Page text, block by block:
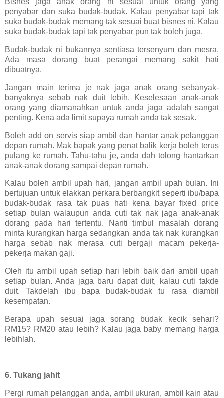
Bisnes jaga anak orang ni sesuai untuk orang yang
penyabar dan suka budak-budak. Kalau penyabar tapi tak
suka budak-budak memang tak sesuai buat bisnes ni. Kalau
suka budak-budak tapi tak penyabar pun tak boleh juga.
Budak-budak ni bukannya sentiasa tersenyum dan mesra.
Ada masa dorang buat perangai memang sakit hati
dibuatnya.
Jangan main terima je nak jaga anak orang sebanyak-
banyaknya sebab nak duit lebih. Keselesaan anak-anak
orang yang diamanahkan untuk anda jaga adalah sangat
penting. Kena ada limit supaya rumah anda tak sesak.
Boleh add on servis siap ambil dan hantar anak pelanggan
depan rumah. Mak bapak yang penat balik kerja boleh terus
pulang ke rumah. Tahu-tahu je, anda dah tolong hantarkan
anak-anak dorang sampai depan rumah.
Kalau boleh ambil upah hari, jangan ambil upah bulan. Ini
bertujuan untuk elakkan perkara berbangkit seperti ibu/bapa
budak-budak rasa tak puas hati kena bayar fixed price
setiap bulan walaupun anda cuti tak nak jaga anak-anak
dorang pada hari tertentu. Nanti timbul masalah dorang
minta kurangkan harga sedangkan anda tak nak kurangkan
harga sebab nak merasa cuti bergaji macam pekerja-
pekerja makan gaji.
Oleh itu ambil upah setiap hari lebih baik dari ambil upah
setiap bulan. Anda jaga baru dapat duit, kalau cuti takde
duit. Takdelah ibu bapa budak-budak tu rasa diambil
kesempatan.
Berapa upah sesuai jaga sorang budak kecik sehari?
RM15? RM20 atau lebih? Kalau jaga baby memang harga
lebihlah.
6. Tukang jahit
Pergi rumah pelanggan anda, ambil ukuran, ambil kain atau